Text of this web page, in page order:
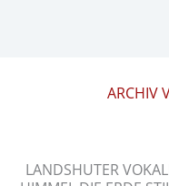
ARCHIV
LANDSHUTER